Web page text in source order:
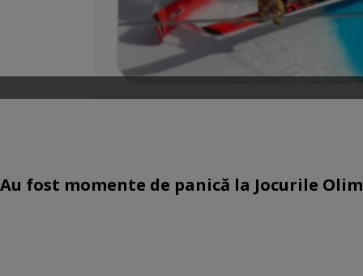
Au fost momente de panică la Jocurile